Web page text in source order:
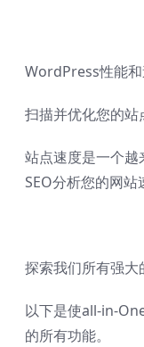
WordPress性能
扫描并优化您的
站点速度是一个
SEO分析您的网站
探索我们所有强大
以下是使all-in-
的所有功能。